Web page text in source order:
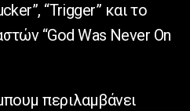
“Trigger” και το
“God Was Never On
περιλαμβάνει